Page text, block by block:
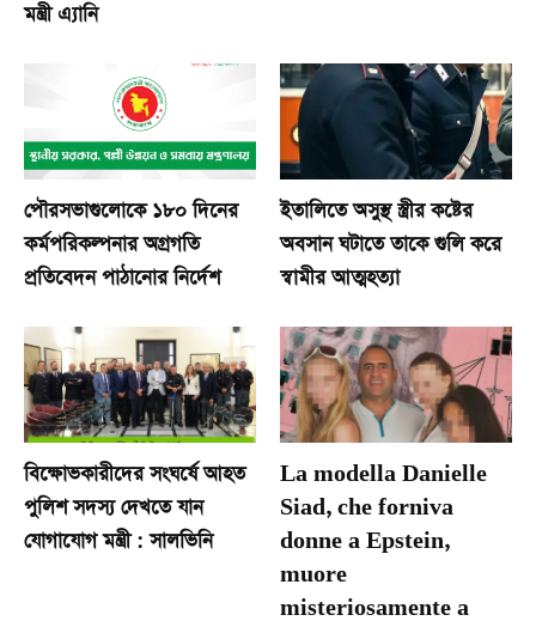
মন্ত্রী এ্যানি
পৌরসভাগুলোকে ১৮০ দিনের
কর্মপরিকল্পনার অগ্রগতি
প্রতিবেদন পাঠানোর নির্দেশ
ইতালিতে অসুস্থ স্ত্রীর কষ্টের
অবসান ঘটাতে তাকে গুলি করে
স্বামীর আত্মহত্যা
বিক্ষোভকারীদের সংঘর্ষে আহত
পুলিশ সদস্য দেখতে যান
যোগাযোগ মন্ত্রী : সালভিনি
La modella Danielle
Siad, che forniva
donne a Epstein,
muore
misteriosamente a